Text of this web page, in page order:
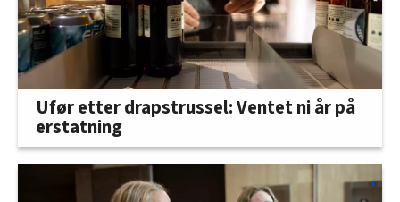
Ufør etter drapstrussel: Ventet ni år på
erstatning